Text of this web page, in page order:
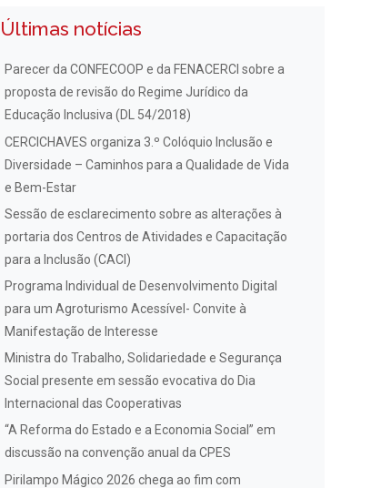
Últimas notícias
Parecer da CONFECOOP e da FENACERCI sobre a
proposta de revisão do Regime Jurídico da
Educação Inclusiva (DL 54/2018)
CERCICHAVES organiza 3.º Colóquio Inclusão e
Diversidade – Caminhos para a Qualidade de Vida
e Bem-Estar
Sessão de esclarecimento sobre as alterações à
portaria dos Centros de Atividades e Capacitação
para a Inclusão (CACI)
Programa Individual de Desenvolvimento Digital
para um Agroturismo Acessível- Convite à
Manifestação de Interesse
Ministra do Trabalho, Solidariedade e Segurança
Social presente em sessão evocativa do Dia
Internacional das Cooperativas
“A Reforma do Estado e a Economia Social” em
discussão na convenção anual da CPES
Pirilampo Mágico 2026 chega ao fim com